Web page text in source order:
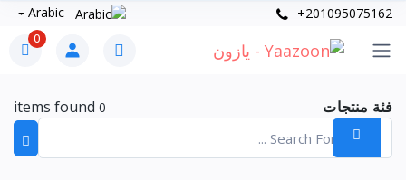
+201095075162
0
فئة منتجات 0